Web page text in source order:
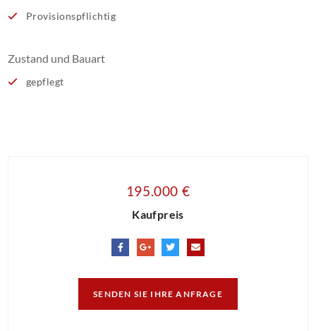
Provisionspflichtig
Zustand und Bauart
gepflegt
195.000 €
Kaufpreis
SENDEN SIE IHRE ANFRAGE